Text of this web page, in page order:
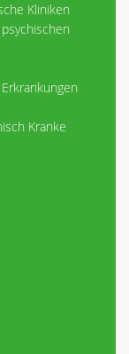
Kliniken
Kranke